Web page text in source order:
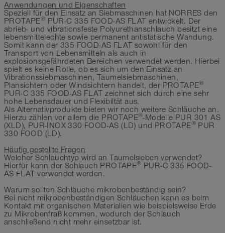
-40°C bis 90°C
Anwendungen und Eigenschaften
Speziell für den Einsatz an Siebmaschinen hat NORRES den
PROTAPE® PUR-C 335 FOOD-AS FLAT entwickelt. Der
abrieb- und vibrationsfeste Polyurethanschlauch besitzt eine
lebensmittelechte sowie permanent antistatische Wandung.
Somit kann der 335 FOOD-AS FLAT sowohl für den
Transport von Lebensmitteln als auch in
explosionsgefährdeten Bereichen verwendet werden. Hierbei
spielt es keine Rolle, ob es sich um den Einsatz an
Vibrationssiebmaschinen, Taumelsiebmaschinen,
Plansichtern oder Windsichtern handelt, der PROTAPE®
PUR-C 335 FOOD-AS FLAT zeichnet sich durch eine sehr
hohe Lebensdauer und Flexibiltät aus.
Als Alternativprodukte bieten wir noch weitere Schläuche an.
Hierzu zählen vor allem die PROTAPE®-Modelle PUR 301 AS
(XLD), PUR-INOX 330 FOOD-AS (LD) und PROTAPE® PUR
330 FOOD (LD).
Häufig gestellte Fragen
Welcher Schlauchtyp wird an Taumelsieben verwendet?
Hierfür kann der Schlauch PROTAPE® PUR-C 335 FOOD-
AS FLAT verwendet werden.
Warum sollten Schläuche mikrobenbeständig sein?
Bei nicht mikrobenbeständigen Schläuchen kann es beim
Kontakt mit organischen Materialien wie beispielsweise Erde
zu Mikrobenfraß kommen, wodurch der Schlauch
anschließend nicht mehr einsetzbar ist.